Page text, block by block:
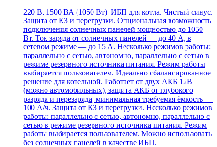
220 В, 1500 ВА (1050 Вт), ИБП для котла. Чистый синус.
Защита от КЗ и перегрузки. Опциональная возможность
подключения солнечных панелей мощностью до 1050
Вт. Ток заряда от солнечных панелей — до 40 А, в
сетевом режиме — до 15 А. Несколько режимов работы:
параллельно с сетью, автономно, параллельно с сетью в
режиме резервного источника питания. Режим работы
выбирается пользователем. Идеально сбалансированное
решение для котельной. Работает от двух АКБ 12В
(можно автомобильных), защита АКБ от глубокого
разряда и перезаряда, минимальная требуемая ёмкость —
100 А/ч. Защита от КЗ и перегрузки. Несколько режимов
работы: параллельно с сетью, автономно, параллельно с
сетью в режиме резервного источника питания. Режим
работы выбирается пользователем. Можно использовать
без солнечных панелей в качестве ИБП.